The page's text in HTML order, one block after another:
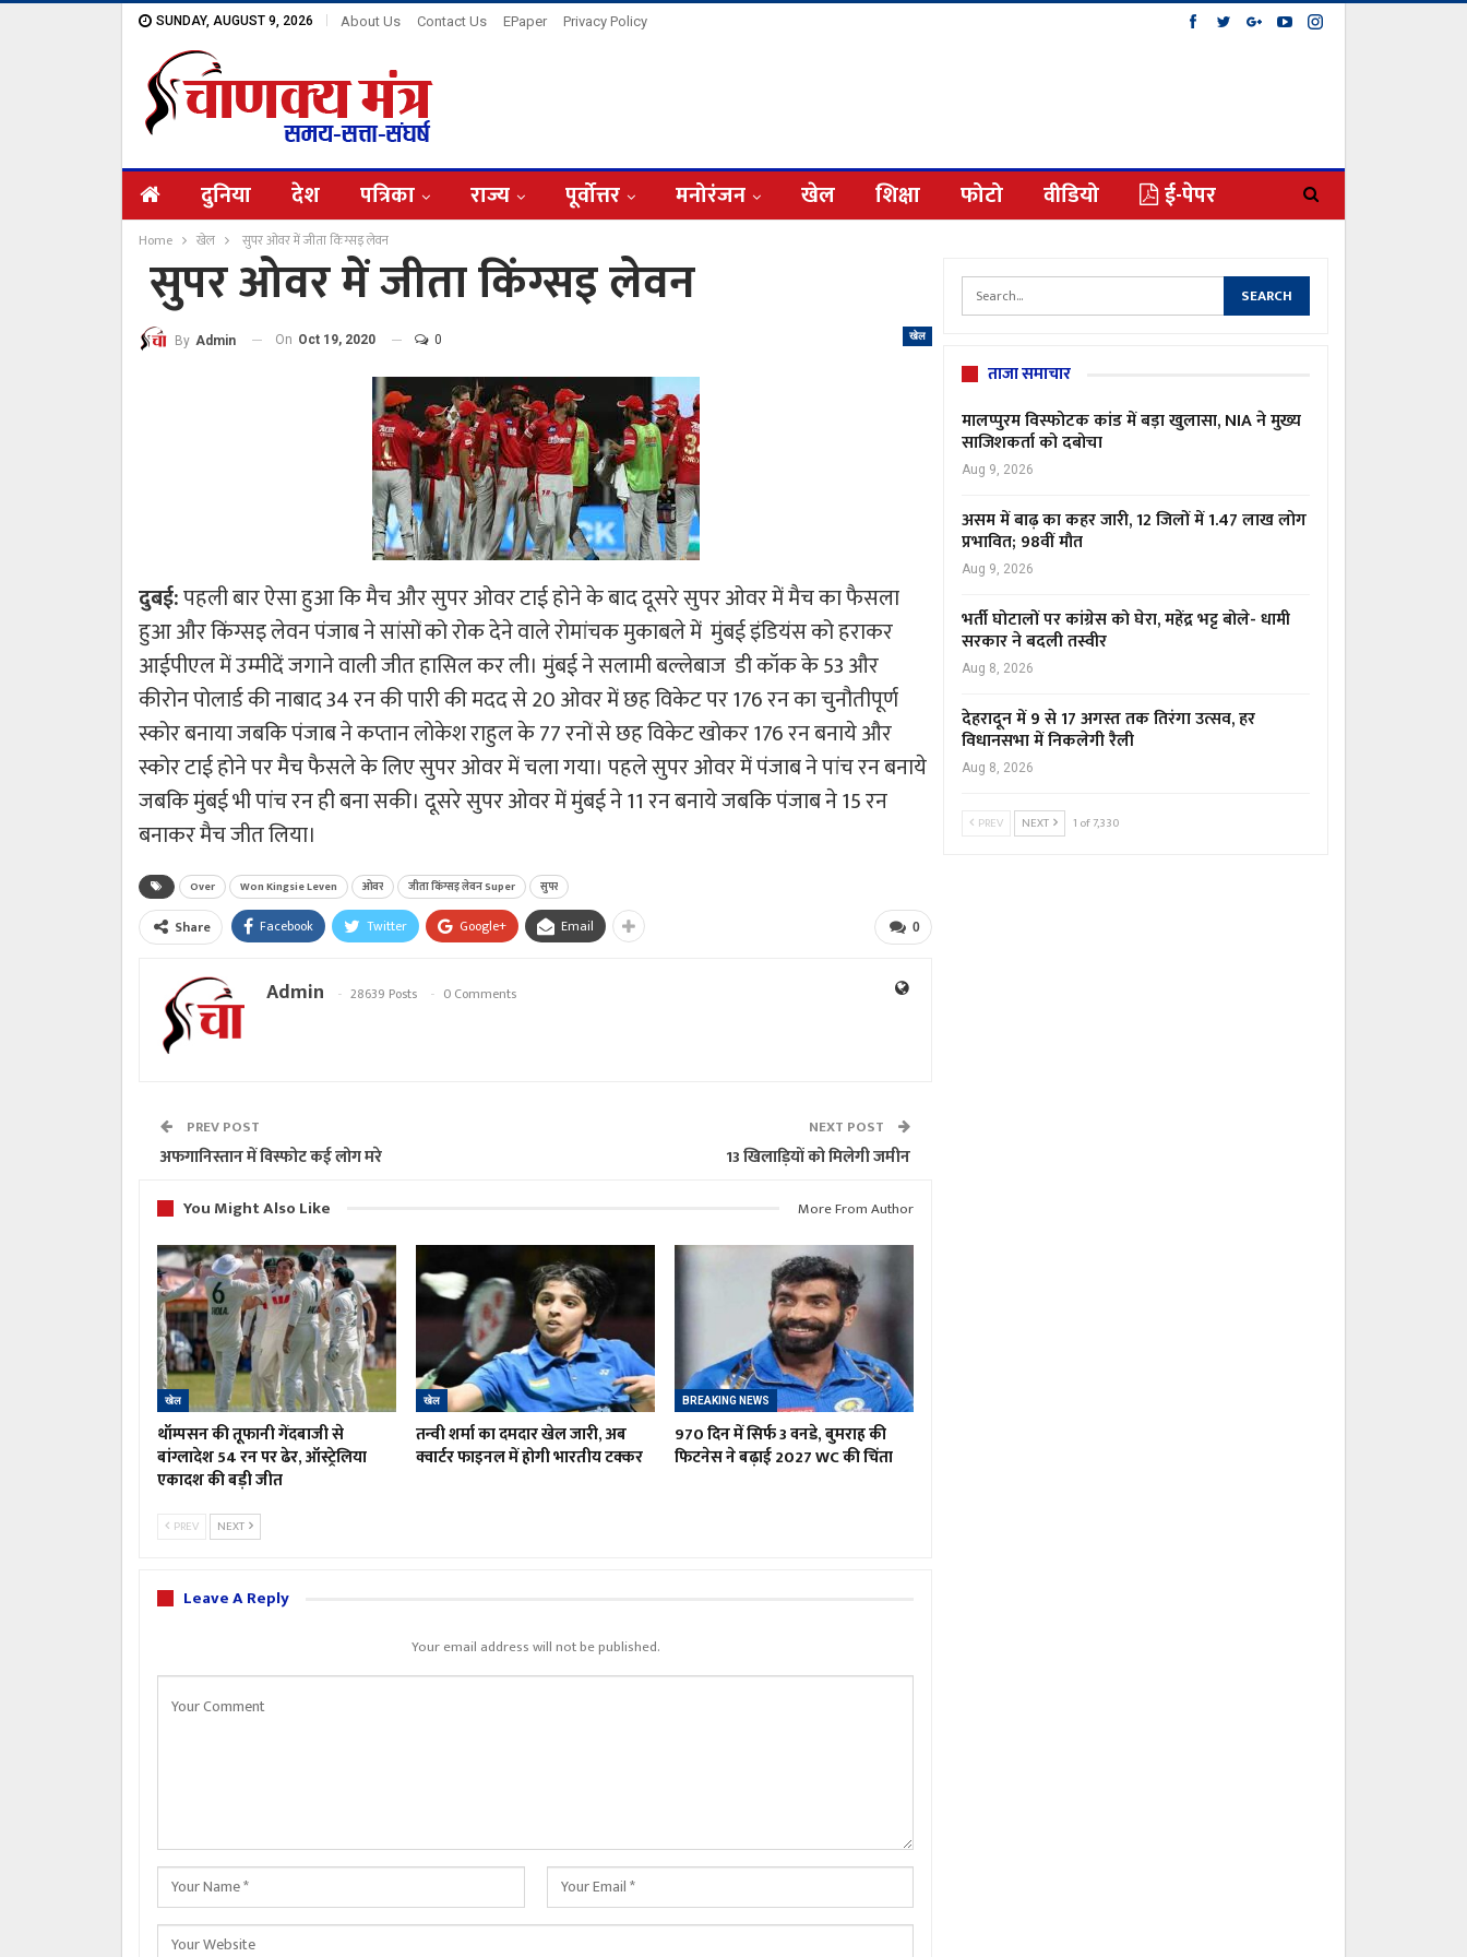
SUNDAY, AUGUST 9, 2026 About Us Contact Us EPaper Privacy Policy
दुनिया देश पत्रिका राज्य पूर्वोत्तर मनोरंजन खेल शिक्षा फोटो वीडियो ई-पेपर
Home खेल सुपर ओवर में जीता किंग्सइ लेवन
सुपर ओवर में जीता किंग्सइ लेवन
खेल
By Admin On Oct 19, 2020 0
दुबई:पहली बार ऐसा हुआ कि मैच और सुपर ओवर टाई होने के बाद दूसरे सुपर ओवर में मैच का फैसला
हुआ और किंग्सइ लेवन पंजाब ने सांसों को रोक देने वाले रोमांचक मुकाबले में मुंबई इंडियंस को हराकर
आईपीएल में उम्मीदें जगाने वाली जीत हासिल कर ली। मुंबई ने सलामी बल्लेबाज डी कॉक के 53 और
कीरोन पोलार्ड की नाबाद 34 रन की पारी की मदद से 20 ओवर में छह विकेट पर 176 रन का चुनौतीपूर्ण
स्कोर बनाया जबकि पंजाब ने कप्तान लोकेश राहुल के 77 रनों से छह विकेट खोकर 176 रन बनाये और
स्कोर टाई होने पर मैच फैसले के लिए सुपर ओवर में चला गया। पहले सुपर ओवर में पंजाब ने पांच रन बनाये
जबकि मुंबई भी पांच रन ही बना सकी। दूसरे सुपर ओवर में मुंबई ने 11 रन बनाये जबकि पंजाब ने 15 रन
बनाकर मैच जीत लिया।
Over Won Kingsie Leven ओवर जीता किंग्सइ लेवन Super सुपर
0
Share Facebook Twitter Google+ Email
Admin 28639 Posts 0 Comments
PREV POST
अफगानिस्तान में विस्फोट कई लोग मरे
NEXT POST
13 खिलाड़ियों को मिलेगी जमीन
You Might Also Like
More From Author
खेल
थॉम्पसन की तूफानी गेंदबाजी से
बांग्लादेश 54 रन पर ढेर, ऑस्ट्रेलिया
एकादश की बड़ी जीत
खेल
तन्वी शर्मा का दमदार खेल जारी, अब
क्वार्टर फाइनल में होगी भारतीय टक्कर
BREAKING NEWS
970 दिन में सिर्फ 3 वनडे, बुमराह की
फिटनेस ने बढ़ाई 2027 WC की चिंता
PREV NEXT
Leave A Reply
Your email address will not be published.
ताजा समाचार
मालप्पुरम विस्फोटक कांड में बड़ा खुलासा, NIA ने मुख्य
साजिशकर्ता को दबोचा
Aug 9, 2026
असम में बाढ़ का कहर जारी, 12 जिलों में 1.47 लाख लोग
प्रभावित; 98वीं मौत
Aug 9, 2026
भर्ती घोटालों पर कांग्रेस को घेरा, महेंद्र भट्ट बोले- धामी
सरकार ने बदली तस्वीर
Aug 8, 2026
देहरादून में 9 से 17 अगस्त तक तिरंगा उत्सव, हर
विधानसभा में निकलेगी रैली
Aug 8, 2026
PREV NEXT 1 of 7,330